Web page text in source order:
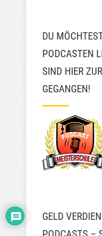
DU
PODCASTEN
SIND HIER
GEGANGEN!
GELD